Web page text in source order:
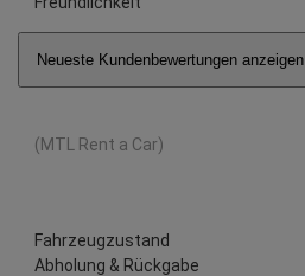
Neueste Kundenbewertungen anzeigen
(MTL Rent a Car)
Fahrzeugzustand
Abholung & Rückgabe